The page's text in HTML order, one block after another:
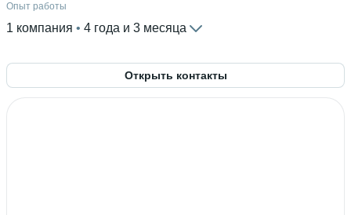
Опыт работы
1 компания 4 года и 3 месяца
Открыть контакты